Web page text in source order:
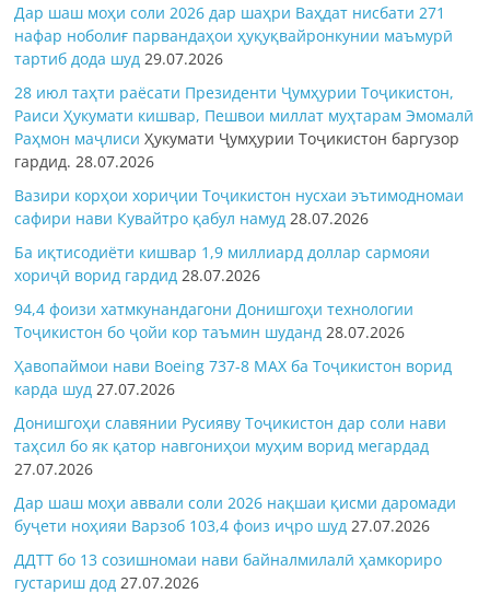
Дар шаш моҳи соли 2026 дар шаҳри Ваҳдат нисбати 271
нафар ноболиғ парвандаҳои ҳуқуқвайронкунии маъмурӣ
тартиб дода шуд 29.07.2026
28 июл таҳти раёсати Президенти Ҷумҳурии Тоҷикистон,
Раиси Ҳукумати кишвар, Пешвои миллат муҳтарам Эмомалӣ
Раҳмон маҷлисиҲукумати Ҷумҳурии Тоҷикистон баргузор
гардид. 28.07.2026
Вазири корҳои хориҷии Тоҷикистон нусхаи эътимодномаи
сафири нави Кувайтро қабул намуд 28.07.2026
Ба иқтисодиёти кишвар 1,9 миллиард доллар сармояи
хориҷӣ ворид гардид 28.07.2026
94,4 фоизи хатмкунандагони Донишгоҳи технологии
Тоҷикистон бо ҷойи кор таъмин шуданд 28.07.2026
Ҳавопаймои нави Boeing 737-8 MAX ба Тоҷикистон ворид
карда шуд 27.07.2026
Донишгоҳи славянии Русияву Тоҷикистон дар соли нави
таҳсил бо як қатор навгониҳои муҳим ворид мегардад
27.07.2026
Дар шаш моҳи аввали соли 2026 нақшаи қисми даромади
буҷети ноҳияи Варзоб 103,4 фоиз иҷро шуд 27.07.2026
ДДТТ бо 13 созишномаи нави байналмилалӣ ҳамкориро
густариш дод 27.07.2026